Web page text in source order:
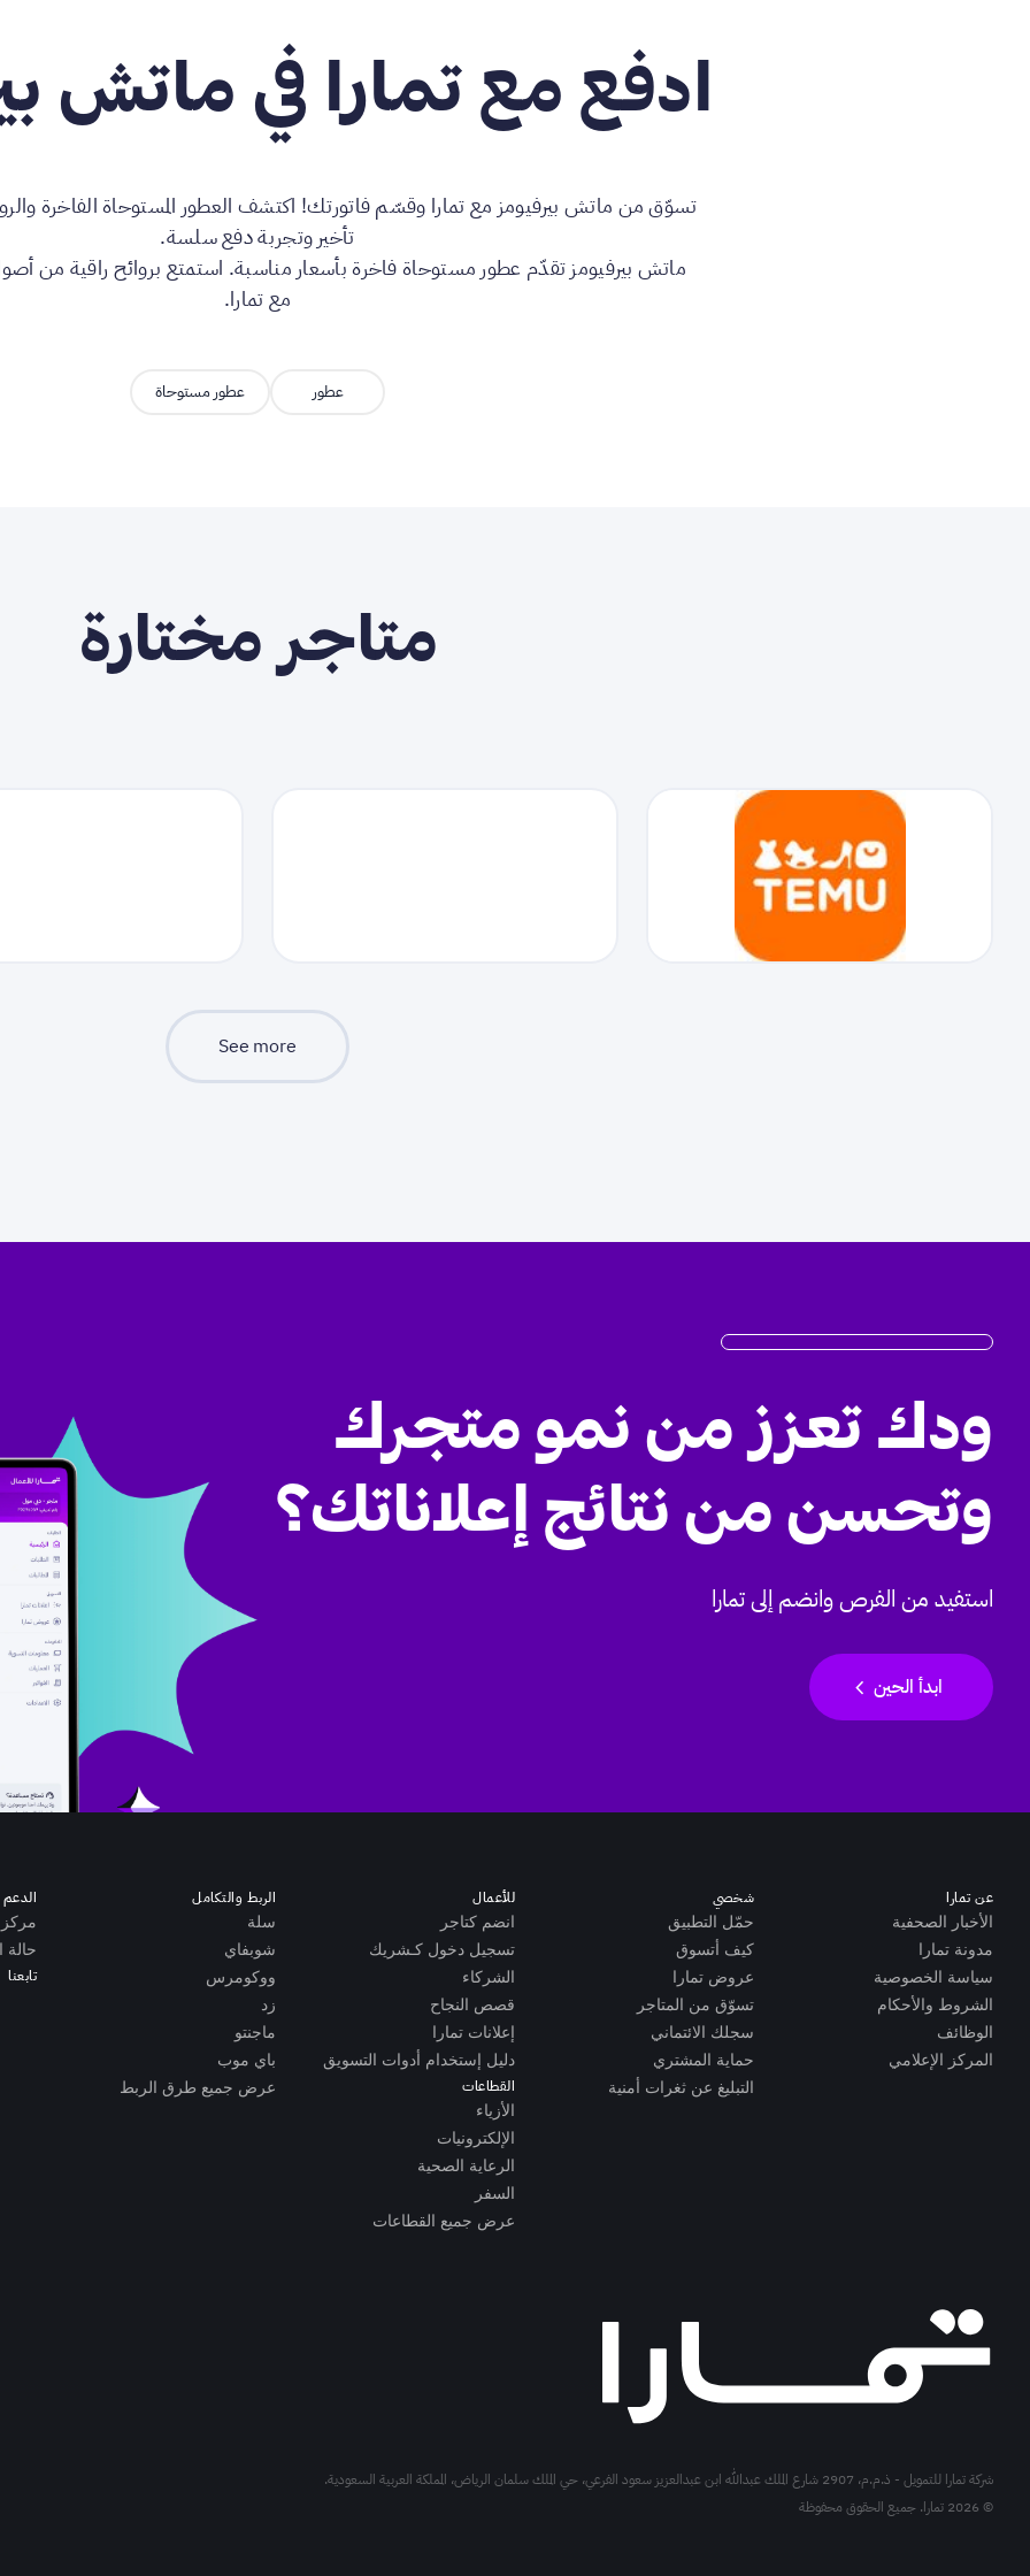
ادفع مع تمارا في ماتش
تسوّق من ماتش بيرفيومز مع تمارا وقسّم فاتورتك! اكتشف العطور المستوحاة الفاخرة
تأخير وتجربة دفع سلسة.
ماتش بيرفيومز تقدّم عطور مستوحاة فاخرة بأسعار مناسبة. استمتع بروائح راقية من
مع تمارا.
عطور عطور مستوحاة
متاجر مختارة
See more
ودك تعزز من نمو متجرك
وتحسن من نتائج إعلاناتك؟
استفيد من الفرص وانضم إلى تمارا
ابدأ الحين chevron_left
عن تمارا
الأخبار الصحفية
مدونة تمارا
سياسة الخصوصية
الشروط والأحكام
الوظائف
المركز الإعلامي
شخصي
حمّل التطبيق
كيف أتسوق
عروض تمارا
تسوّق من المتاجر
سجلك الائتماني
حماية المشتري
التبليغ عن ثغرات أمنية
للأعمال
انضم كتاجر
تسجيل دخول كـشريك
الشركاء
قصص النجاح
إعلانات تمارا
دليل إستخدام أدوات التسويق
القطاعات
الأزياء
الإلكترونيات
الرعاية الصحية
السفر
عرض جميع القطاعات
الربط والتكامل
سلة
شوبفاي
ووكومرس
زد
ماجنتو
باي موب
عرض جميع طرق الربط
الدعم
مركز
حالة
تابعنا
شركة تمارا للتمويل - ذ.م.م، 2907 شارع الملك عبدالله ابن عبدالعزيز سعود الفرعي، حي الملك سلمان الرياض، المملكة العربية السعودية.
© 2026 تمارا. جميع الحقوق محفوظة